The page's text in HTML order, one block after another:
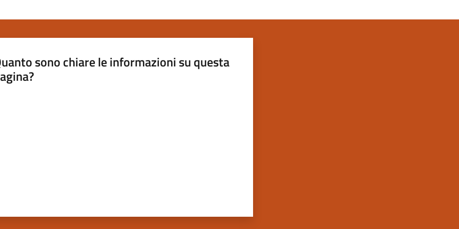
sono chiare le informazioni su questa